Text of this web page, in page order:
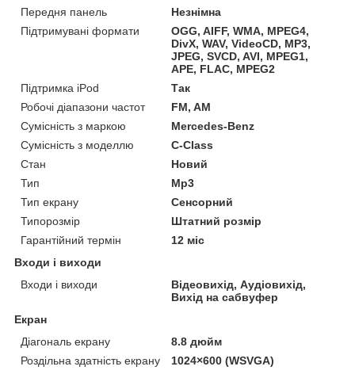
Передня панель
Незнімна
Підтримувані формати
OGG, AIFF, WMA, MPEG4,
DivX, WAV, VideoCD, MP3,
JPEG, SVCD, AVI, MPEG1,
APE, FLAC, MPEG2
Підтримка iPod
Так
Робочі діапазони частот
FM, AM
Сумісність з маркою
Mercedes-Benz
Сумісність з моделлю
C-Class
Стан
Новий
Тип
Mp3
Тип екрану
Сенсорний
Типорозмір
Штатний розмір
Гарантійний термін
12 міс
Входи і виходи
Входи і виходи
Відеовихід, Аудіовихід,
Вихід на сабвуфер
Екран
Діагональ екрану
8.8 дюйм
Роздільна здатність екрану
1024×600 (WSVGA)